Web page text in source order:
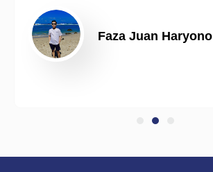
Faza Juan Haryono